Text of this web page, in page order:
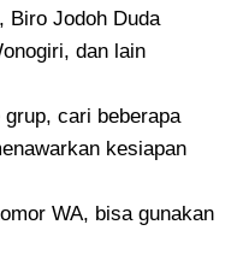
Biro Jodoh Duda
dan lain
cari beberapa
kesiapan
WA, bisa gunakan